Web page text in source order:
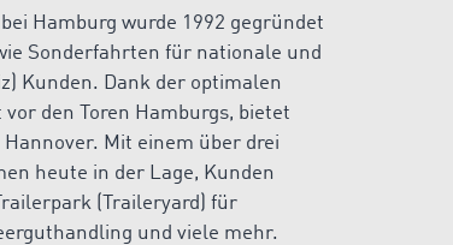
Hamburg wurde 1992 gegründet
Sonderfahrten für nationale und
Kunden. Dank der optimalen
den Toren Hamburgs, bietet
Hannover. Mit einem über drei
heute in der Lage, Kunden
(Traileryard) für
und viele mehr.